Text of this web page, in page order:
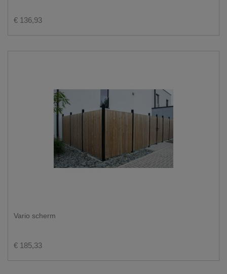
€ 136,93
Vario scherm
€ 185,33